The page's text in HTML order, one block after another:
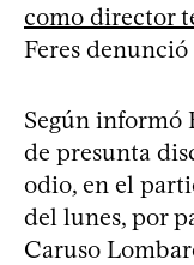
como director
Feres
Según informó
de presunta
odio, en el
del lunes, por
Caruso